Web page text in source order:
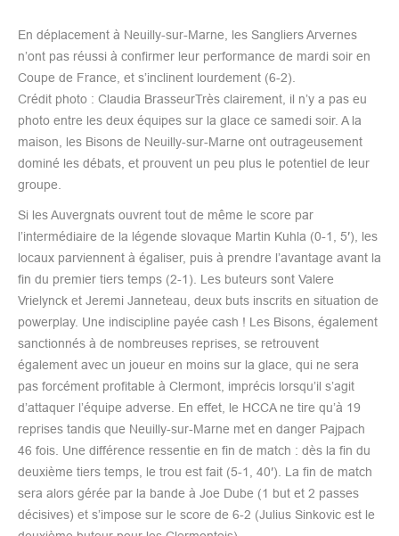
En déplacement à Neuilly-sur-Marne, les Sangliers Arvernes
n’ont pas réussi à confirmer leur performance de mardi soir en
Coupe de France, et s’inclinent lourdement (6-2).
Crédit photo : Claudia BrasseurTrès clairement, il n’y a pas eu
photo entre les deux équipes sur la glace ce samedi soir. A la
maison, les Bisons de Neuilly-sur-Marne ont outrageusement
dominé les débats, et prouvent un peu plus le potentiel de leur
groupe.
Si les Auvergnats ouvrent tout de même le score par
l’intermédiaire de la légende slovaque Martin Kuhla (0-1, 5′), les
locaux parviennent à égaliser, puis à prendre l’avantage avant la
fin du premier tiers temps (2-1). Les buteurs sont Valere
Vrielynck et Jeremi Janneteau, deux buts inscrits en situation de
powerplay. Une indiscipline payée cash ! Les Bisons, également
sanctionnés à de nombreuses reprises, se retrouvent
également avec un joueur en moins sur la glace, qui ne sera
pas forcément profitable à Clermont, imprécis lorsqu’il s’agit
d’attaquer l’équipe adverse. En effet, le HCCA ne tire qu’à 19
reprises tandis que Neuilly-sur-Marne met en danger Pajpach
46 fois. Une différence ressentie en fin de match : dès la fin du
deuxième tiers temps, le trou est fait (5-1, 40′). La fin de match
sera alors gérée par la bande à Joe Dube (1 but et 2 passes
décisives) et s’impose sur le score de 6-2 (Julius Sinkovic est le